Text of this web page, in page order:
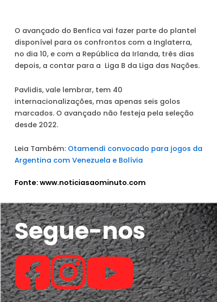
O avançado do Benfica vai fazer parte do plantel
disponível para os confrontos com a Inglaterra,
no dia 10, e com a República da Irlanda, três dias
depois, a contar para a Liga B da Liga das Nações.
Pavlidis, vale lembrar, tem 40
internacionalizações, mas apenas seis golos
marcados. O avançado não festeja pela seleção
desde 2022.
Leia Também: Otamendi convocado para jogos da
Argentina com Venezuela e Bolívia
Fonte: www.noticiasaominuto.com
Segue-nos